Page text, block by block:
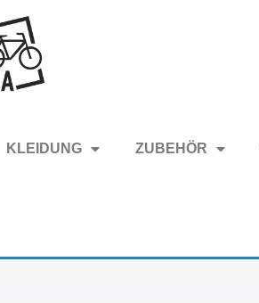
KLEIDUNG ZUBEHÖR